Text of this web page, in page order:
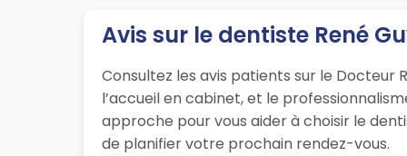
Avis sur le dentiste René
Consultez les avis patients sur le Docteur
l’accueil en cabinet, et le
approche pour vous aider à choisir le
de planifier votre prochain rendez-vous.